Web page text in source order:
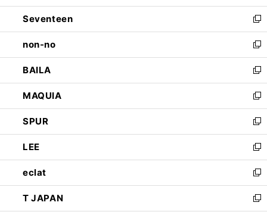
開
く
ウ
で
開
く
ン
ド
ウ
で
開
く
Seventeen
新
し
い
ウ
ィ
ン
ド
ウ
で
開
く
non-no
新
し
い
ウ
ィ
ン
ド
ウ
で
開
く
BAILA
新
し
い
ウ
ィ
ン
ド
ウ
で
開
く
MAQUIA
新
し
い
ウ
ィ
ン
ド
ウ
で
開
SPUR
新
し
い
ウ
ィ
ン
ド
ウ
LEE
新
し
い
ウ
ィ
ン
eclat
新
し
い
ウ
T JAPAN
新
し